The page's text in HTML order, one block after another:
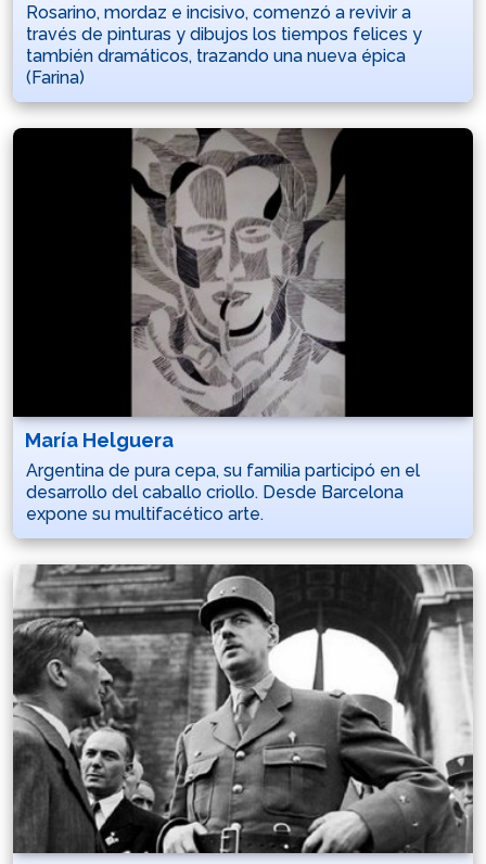
Rosarino, mordaz e incisivo, comenzó a revivir a
través de pinturas y dibujos los tiempos felices y
también dramáticos, trazando una nueva épica
(Farina)
María Helguera
Argentina de pura cepa, su familia participó en el
desarrollo del caballo criollo. Desde Barcelona
expone su multifacético arte.